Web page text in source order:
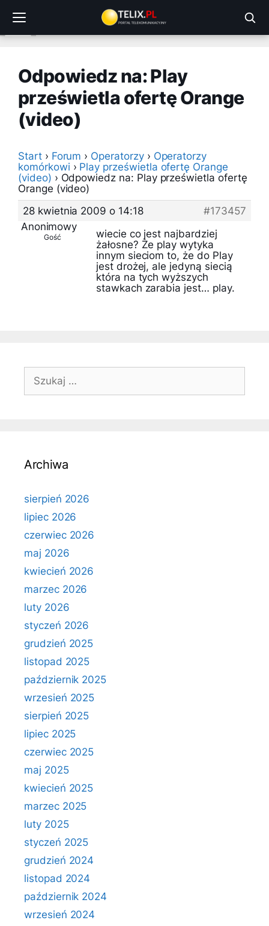
treści
Odpowiedz na: Play
prześwietla ofertę Orange
(video)
Start › Forum › Operatorzy › Operatorzy
komórkowi › Play prześwietla ofertę Orange
(video) › Odpowiedz na: Play prześwietla ofertę
Orange (video)
28 kwietnia 2009 o 14:18
#173457
Anonimowy
Gość
wiecie co jest najbardziej
żałosne? Że play wytyka
innym sieciom to, że do Play
jest drożej, ale jedyną siecią
która na tych wyższych
stawkach zarabia jest… play.
Szukaj:
Archiwa
sierpień 2026
lipiec 2026
czerwiec 2026
maj 2026
kwiecień 2026
marzec 2026
luty 2026
styczeń 2026
grudzień 2025
listopad 2025
październik 2025
wrzesień 2025
sierpień 2025
lipiec 2025
czerwiec 2025
maj 2025
kwiecień 2025
marzec 2025
luty 2025
styczeń 2025
grudzień 2024
listopad 2024
październik 2024
wrzesień 2024